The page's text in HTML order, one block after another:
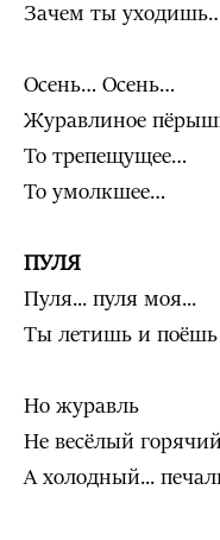
Зачем ты
Осень… Осень…
Журавлиное
То трепещущее…
То умолкшее…
ПУЛЯ
Пуля... пуля моя...
Ты летишь и поёшь
Но журавль
Не весёлый
А холодный...